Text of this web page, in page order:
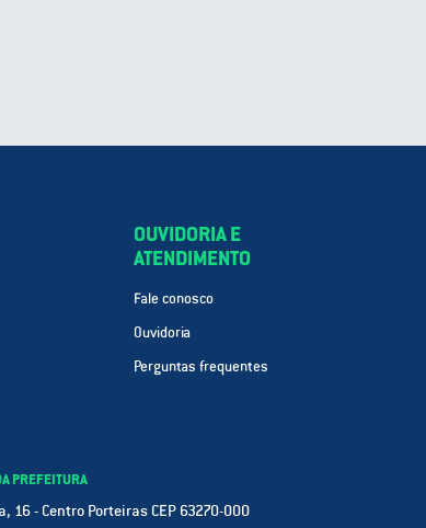
OUVIDORIA E
ATENDIMENTO
Fale conosco
Ouvidoria
Perguntas frequentes
PREFEITURA
16 - Centro Porteiras CEP 63270-000